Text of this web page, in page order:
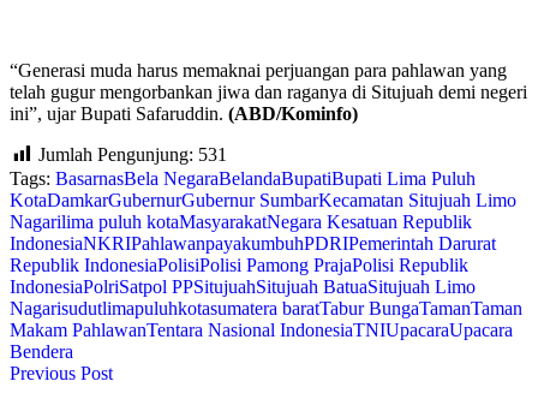
“Generasi muda harus memaknai perjuangan para pahlawan yang
telah gugur mengorbankan jiwa dan raganya di Situjuah demi negeri
ini”, ujar Bupati Safaruddin. (ABD/Kominfo)
Jumlah Pengunjung: 531
Tags: BasarnasBela NegaraBelandaBupatiBupati Lima Puluh
KotaDamkarGubernurGubernur SumbarKecamatan Situjuah Limo
Nagarilima puluh kotaMasyarakatNegara Kesatuan Republik
IndonesiaNKRIPahlawanpayakumbuhPDRIPemerintah Darurat
Republik IndonesiaPolisiPolisi Pamong PrajaPolisi Republik
IndonesiaPolriSatpol PPSitujuahSitujuah BatuaSitujuah Limo
Nagarisudutlimapuluhkotasumatera baratTabur BungaTamanTaman
Makam PahlawanTentara Nasional IndonesiaTNIUpacaraUpacara
Bendera
Previous Post